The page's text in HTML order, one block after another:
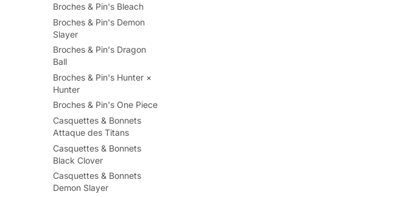
Broches & Pin's Bleach
Broches & Pin's Demon
Slayer
Broches & Pin's Dragon
Ball
Broches & Pin's Hunter ×
Hunter
Broches & Pin's One Piece
Casquettes & Bonnets
Attaque des Titans
Casquettes & Bonnets
Black Clover
Casquettes & Bonnets
Demon Slayer